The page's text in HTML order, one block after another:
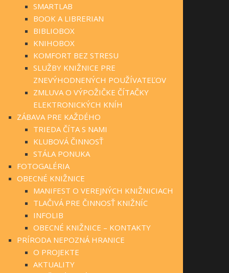
SMARTLAB
BOOK A LIBRERIAN
BIBLIOBOX
KNIHOBOX
KOMFORT BEZ STRESU
SLUŽBY KNIŽNICE PRE
ZNEVÝHODNENÝCH POUŽÍVATEĽOV
ZMLUVA O VÝPOŽIČKE ČÍTAČKY
ELEKTRONICKÝCH KNÍH
ZÁBAVA PRE KAŽDÉHO
TRIEDA ČÍTA S NAMI
KLUBOVÁ ČINNOSŤ
STÁLA PONUKA
FOTOGALÉRIA
OBECNÉ KNIŽNICE
MANIFEST O VEREJNÝCH KNIŽNICIACH
TLAČIVÁ PRE ČINNOSŤ KNIŽNÍC
INFOLIB
OBECNÉ KNIŽNICE – KONTAKTY
PRÍRODA NEPOZNÁ HRANICE
O PROJEKTE
AKTUALITY